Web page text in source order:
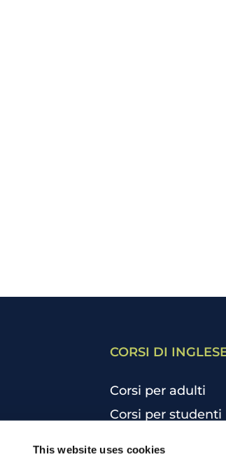
This website uses cookies
CORSI DI
Corsi per adulti
Corsi per studenti